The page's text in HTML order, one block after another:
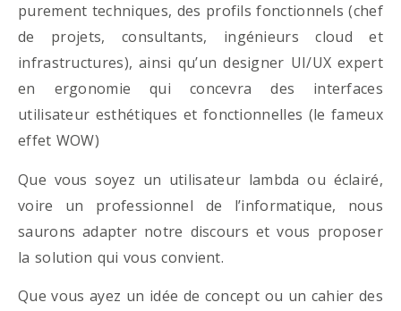
purement techniques, des profils fonctionnels (chef
de projets, consultants, ingénieurs cloud et
infrastructures), ainsi qu’un designer UI/UX expert
en ergonomie qui concevra des interfaces
utilisateur esthétiques et fonctionnelles (le fameux
effet WOW)
Que vous soyez un utilisateur lambda ou éclairé,
voire un professionnel de l’informatique, nous
saurons adapter notre discours et vous proposer
la solution qui vous convient.
Que vous ayez un idée de concept ou un cahier des